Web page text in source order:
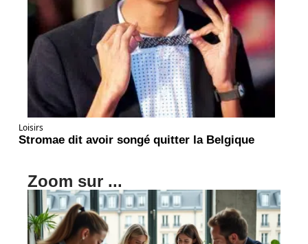
Loisirs
Stromae dit avoir songé quitter la Belgique
Zoom sur ...